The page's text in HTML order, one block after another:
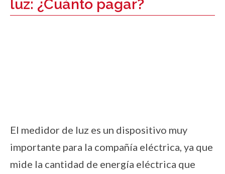
luz: ¿Cuánto pagar?
El medidor de luz es un dispositivo muy
importante para la compañía eléctrica, ya que
mide la cantidad de energía eléctrica que